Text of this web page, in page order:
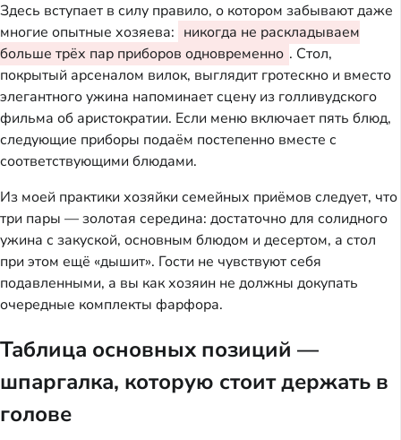
Здесь вступает в силу правило, о котором забывают даже
многие опытные хозяева: никогда не раскладываем
больше трёх пар приборов одновременно . Стол,
покрытый арсеналом вилок, выглядит гротескно и вместо
элегантного ужина напоминает сцену из голливудского
фильма об аристократии. Если меню включает пять блюд,
следующие приборы подаём постепенно вместе с
соответствующими блюдами.
Из моей практики хозяйки семейных приёмов следует, что
три пары — золотая середина: достаточно для солидного
ужина с закуской, основным блюдом и десертом, а стол
при этом ещё «дышит». Гости не чувствуют себя
подавленными, а вы как хозяин не должны докупать
очередные комплекты фарфора.
Таблица основных позиций —
шпаргалка, которую стоит держать в
голове